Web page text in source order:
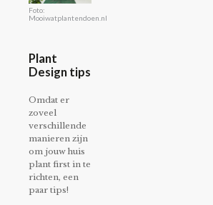
Foto:
Mooiwatplantendoen.nl
Plant
Design tips
Omdat er
zoveel
verschillende
manieren zijn
om jouw huis
plant first in te
richten, een
paar tips!